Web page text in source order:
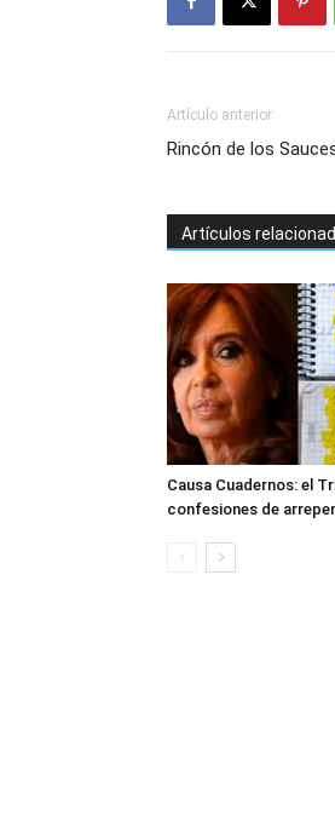
Artículo anterior
Rincón de los
Artículos
Causa Cuadernos: el
confesiones de